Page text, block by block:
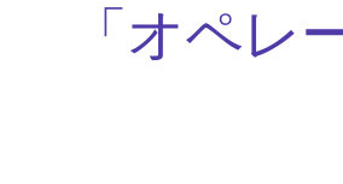
「オペ